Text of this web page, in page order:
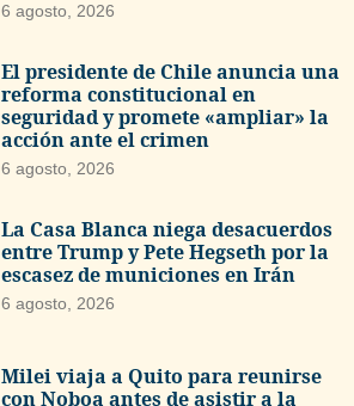
6 agosto, 2026
El presidente de Chile anuncia una
reforma constitucional en
seguridad y promete «ampliar» la
acción ante el crimen
6 agosto, 2026
La Casa Blanca niega desacuerdos
entre Trump y Pete Hegseth por la
escasez de municiones en Irán
6 agosto, 2026
Milei viaja a Quito para reunirse
con Noboa antes de asistir a la